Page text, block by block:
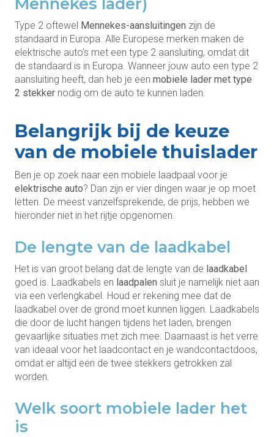
Type 2 oftewel Mennekes-aansluitingen zijn de
standaard in Europa. Alle Europese merken maken de
elektrische auto’s met een type 2 aansluiting, omdat dit
de standaard is in Europa. Wanneer jouw auto een type 2
aansluiting heeft, dan heb je een mobiele lader met type
2 stekker nodig om de auto te kunnen laden.
Belangrijk bij de keuze
van de mobiele thuislader
Ben je op zoek naar een mobiele laadpaal voor je
elektrische auto? Dan zijn er vier dingen waar je op moet
letten. De meest vanzelfsprekende, de prijs, hebben we
hieronder niet in het rijtje opgenomen.
De lengte van de laadkabel
Het is van groot belang dat de lengte van de laadkabel
goed is. Laadkabels en laadpalen sluit je namelijk niet aan
via een verlengkabel. Houd er rekening mee dat de
laadkabel over de grond moet kunnen liggen. Laadkabels
die door de lucht hangen tijdens het laden, brengen
gevaarlijke situaties met zich mee. Daarnaast is het verre
van ideaal voor het laadcontact en je wandcontactdoos,
omdat er altijd een de twee stekkers getrokken zal
worden.
Welk soort mobiele lader het
is